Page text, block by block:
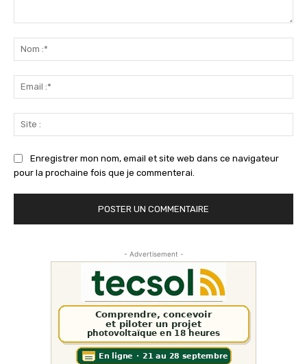
Enregistrer mon nom, email et site web dans ce navigateur
pour la prochaine fois que je commenterai.
- Advertisement -